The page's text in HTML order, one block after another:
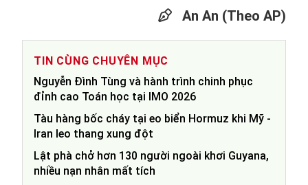
An An (Theo AP)
TIN CÙNG CHUYÊN MỤC
Nguyễn Đình Tùng và hành trình chinh phục
đỉnh cao Toán học tại IMO 2026
Tàu hàng bốc cháy tại eo biển Hormuz khi Mỹ -
Iran leo thang xung đột
Lật phà chở hơn 130 người ngoài khơi Guyana,
nhiều nạn nhân mất tích